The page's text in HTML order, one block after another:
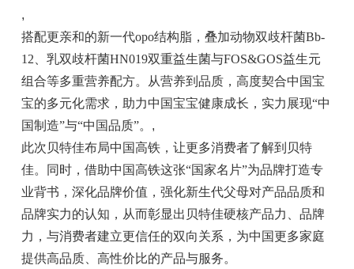
,
搭配更亲和的新一代opo结构脂，叠加动物双歧杆菌Bb-
12、乳双歧杆菌HN019双重益生菌与FOS&GOS益生元
组合等多重营养配方。从营养到品质，高度契合中国宝
宝的多元化需求，助力中国宝宝健康成长，实力展现“中
国制造”与“中国品质”。 ,
此次贝特佳布局中国高铁，让更多消费者了解到贝特
佳。同时，借助中国高铁这张“国家名片”为品牌打造专
业背书，深化品牌价值，强化新生代父母对产品品质和
品牌实力的认知，从而彰显出贝特佳硬核产品力、品牌
力，与消费者建立更信任的双向关系，为中国更多家庭
提供高品质、高性价比的产品与服务。